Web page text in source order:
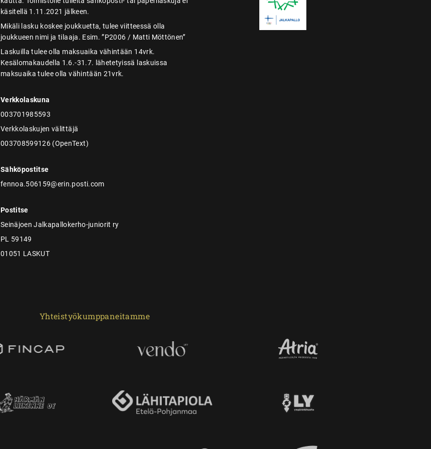
käsitellä 1.11.2021 jälkeen.
Mikäli lasku koskee joukkuetta, tulee viitteessä olla
joukkueen nimi ja tilaaja. Esim. ”P2006 / Matti Möttönen”
Laskuilla tulee olla maksuaika vähintään 14vrk.
Kesälomakaudella 1.6.-31.7. lähetetyissä laskuissa
maksuaika tulee olla vähintään 21vrk.
Verkkolaskuna
003701985593
Verkkolaskujen välittäjä
003708599126 (OpenText)
Sähköpostitse
fennoa.506159@erin.posti.com
Postitse
Seinäjoen Jalkapallokerho-juniorit ry
PL 59149
01051 LASKUT
Yhteistyökumppaneitamme